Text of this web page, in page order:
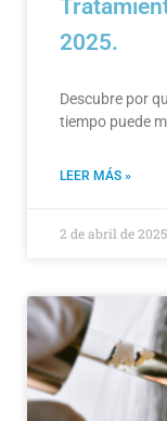
2025.
Descubre por
tiempo puede
LEER MÁS »
2 de abril de 2025